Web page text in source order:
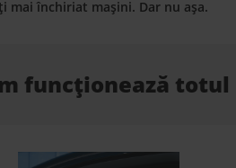
mai închiriat mașini. Dar nu așa.
funcționează totul